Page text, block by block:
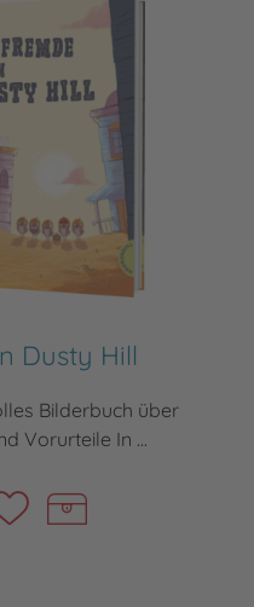
Dusty Hill
Bilderbuch über
Vorurteile In ...